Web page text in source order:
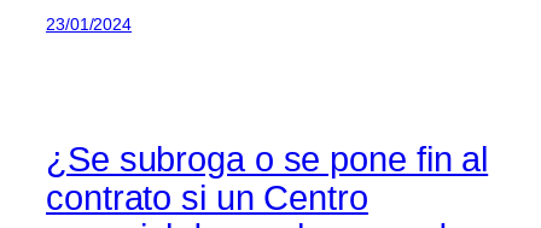
23/01/2024
¿Se subroga o se pone fin al
contrato si un Centro